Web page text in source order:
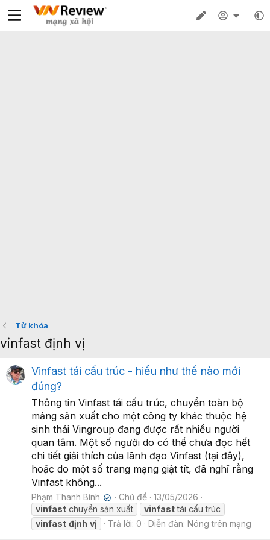
Từ khóa
vinfast định vị
Vinfast tái cấu trúc - hiểu như thế nào mới
đúng?
Thông tin Vinfast tái cấu trúc, chuyển toàn bộ
mảng sản xuất cho một công ty khác thuộc hệ
sinh thái Vingroup đang được rất nhiều người
quan tâm. Một số người do có thể chưa đọc hết
chi tiết giải thích của lãnh đạo Vinfast (tại đây),
hoặc do một số trang mạng giật tít, đã nghĩ rằng
Vinfast không...
Phạm Thanh Bình ✔ Chủ đề
13/05/2026
vinfast chuyển sản xuất vinfasttái cấu trúc
vinfast định vị Trả lời: 0 Diễn đàn: Nóng trên mạng